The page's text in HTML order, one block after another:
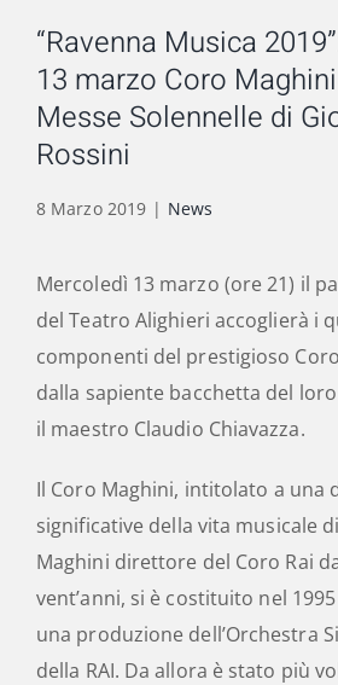
“Ravenna Musica
13 marzo Coro
Messe Solennelle di
Rossini
8 Marzo 2019 | News
Mercoledì 13 marzo (ore 21) il
del Teatro Alighieri accoglierà i
componenti del prestigioso
dalla sapiente bacchetta del
il maestro Claudio Chiavazza.
Il Coro Maghini, intitolato a una
significative della vita musicale
Maghini direttore del Coro Rai
vent’anni, si è costituito nel
una produzione dell’Orchestra
della RAI. Da allora è stato più